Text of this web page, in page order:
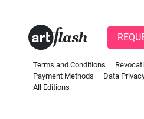
Terms and Conditions
Payment Methods
Data
All Editions